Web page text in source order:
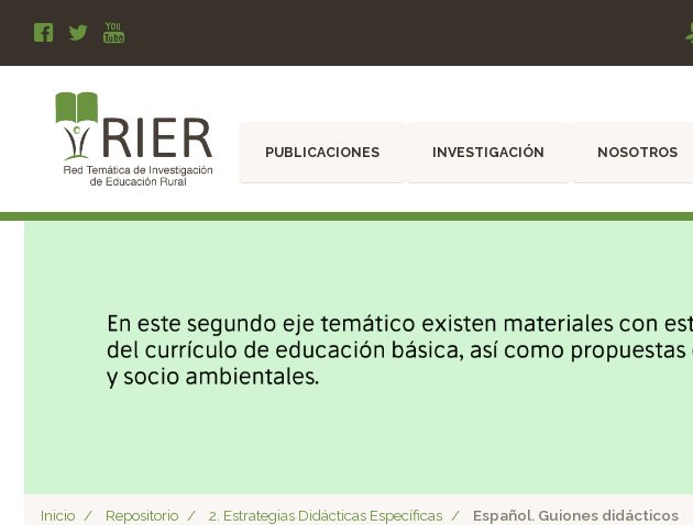
INVESTIGACIÓN
PUBLICACIONES NOSOTROS
Inicio Repositorio 2. Estrategias Didácticas Específicas Español. Guiones didácticos